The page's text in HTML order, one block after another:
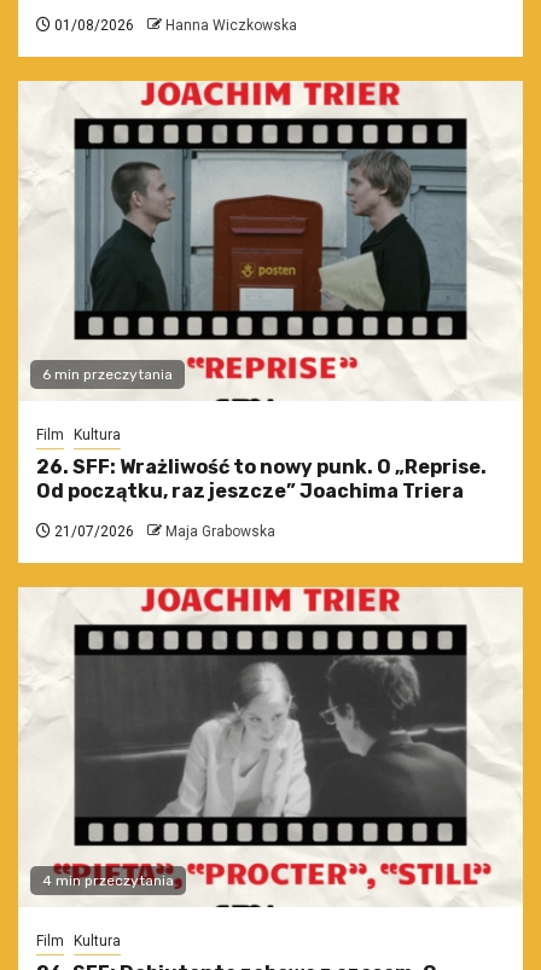
01/08/2026 Hanna Wiczkowska
6 min przeczytania
Film Kultura
26. SFF: Wrażliwość to nowy punk. O „Reprise.
Od początku, raz jeszcze” Joachima Triera
21/07/2026 Maja Grabowska
4 min przeczytania
Film Kultura